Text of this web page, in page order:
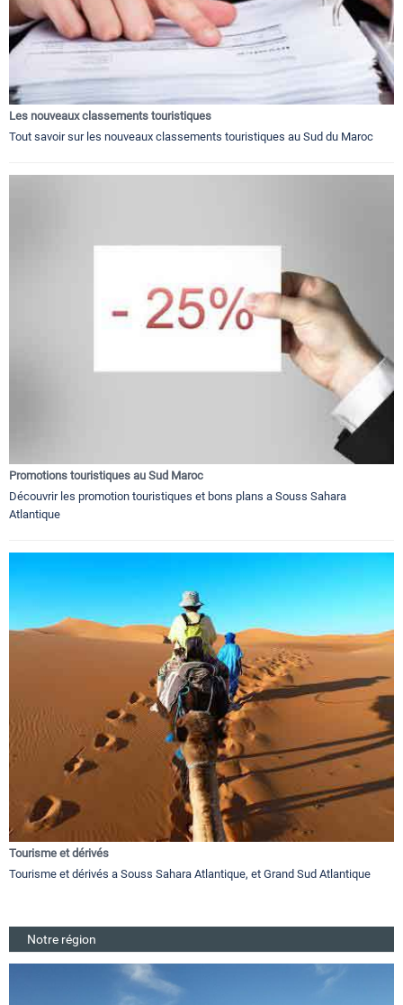
Les nouveaux classements touristiques
Tout savoir sur les nouveaux classements touristiques au Sud du Maroc
Promotions touristiques au Sud Maroc
Découvrir les promotion touristiques et bons plans a Souss Sahara
Atlantique
Tourisme et dérivés
Tourisme et dérivés a Souss Sahara Atlantique, et Grand Sud Atlantique
Notre région